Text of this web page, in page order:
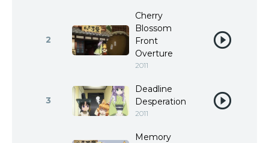
2
Cherry
Blossom
Front
Overture
2011
3
Deadline
Desperation
2011
Memory